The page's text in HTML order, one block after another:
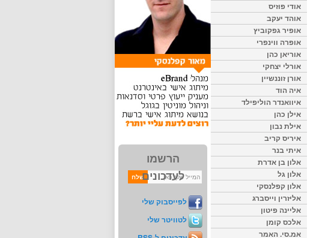
הרשמו
לעדכונים
לפייסבוק שלי
לטוויטר שלי
אודי פוזיס
אוהד יעקב
אופיר גפקוביץ
אופרה ווינפרי
אוריאן כהן
אורלי יצחקי
אורן זוננשיין
איה הוד
איוואנדר הוליפילד
אילן כהן
אילת נבון
איריס קריב
איתי בנר
אלון בן אדרת
אלון גל
אלון קפלנסקי
אליזרין וייסברג
אליינה פיטון
אלכס קומן
אמ.סי. האמר